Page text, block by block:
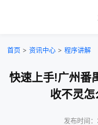
首页 > 资讯中心 > 程序讲解
快速上手!广州番
收不灵
发布时间